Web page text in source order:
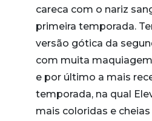
careca com o nariz
primeira temporada.
versão gótica da
com muita
e por último a mais
temporada, na qual
mais coloridas e cheias